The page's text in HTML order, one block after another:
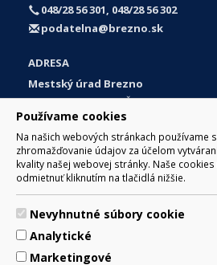
Používame cookies
Na našich webových stránkach používame
zhromažďovanie údajov za účelom
kvality našej webovej stránky. Naše
odmietnuť kliknutím na tlačidlá nižšie.
Nevyhnutné súbory cookie
Analytické
Marketingové
048/28 56 301, 048/28 56 302
podatelna@brezno.sk
ADRESA
Mestský úrad Brezno
Námestie gen. M. R. Štefánika 1
977 01 Brezno
Slovakia (Slovak Republic)
© 2017 Mesto Brezno, Námestie gen.
977 01 Tel.: 048/28 56 301, 048/